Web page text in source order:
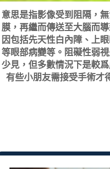
意思是指影像受到阻隔，
膜，再繼而傳送至大腦而
因包括先天性白內障、上
等眼部病變等。阻礙性弱
少見，但多數情況下是較
有些小朋友需接受手術才